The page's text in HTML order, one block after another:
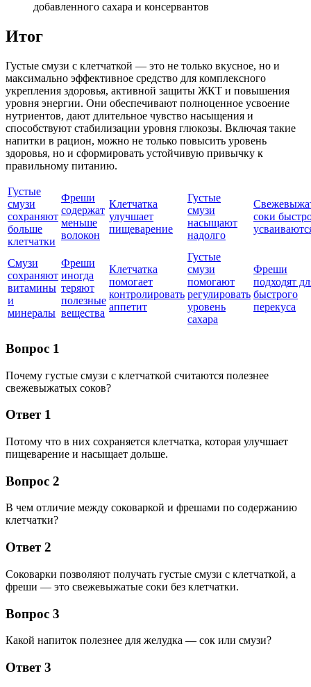
добавленного сахара и консервантов
Итог
Густые смузи с клетчаткой — это не только вкусное, но и
максимально эффективное средство для комплексного
укрепления здоровья, активной защиты ЖКТ и повышения
уровня энергии. Они обеспечивают полноценное усвоение
нутриентов, дают длительное чувство насыщения и
способствуют стабилизации уровня глюкозы. Включая такие
напитки в рацион, можно не только повысить уровень
здоровья, но и сформировать устойчивую привычку к
правильному питанию.
Густые
смузи
сохраняют
больше
клетчатки
Фреши
содержат
меньше
волокон
Клетчатка
улучшает
пищеварение
Густые
смузи
насыщают
надолго
соки
Смузи
сохраняют
витамины
и
минералы
Фреши
иногда
теряют
полезные
вещества
Клетчатка
помогает
контролировать
аппетит
Густые
смузи
помогают
регулировать
уровень
сахара
Фреши
подходят
быстрого
перекуса
Вопрос 1
Почему густые смузи с клетчаткой считаются полезнее
свежевыжатых соков?
Ответ 1
Потому что в них сохраняется клетчатка, которая улучшает
пищеварение и насыщает дольше.
Вопрос 2
В чем отличие между соковаркой и фрешами по содержанию
клетчатки?
Ответ 2
Соковарки позволяют получать густые смузи с клетчаткой, а
фреши — это свежевыжатые соки без клетчатки.
Вопрос 3
Какой напиток полезнее для желудка — сок или смузи?
Ответ 3